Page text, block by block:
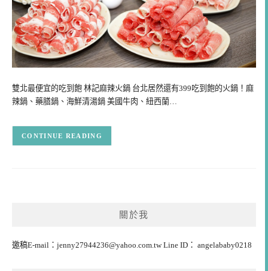
雙北最便宜的吃到飽 林記麻辣火鍋 台北居然還有399吃到飽的火鍋！麻
辣鍋、藥膳鍋、海鮮清湯鍋 美國牛肉、紐西蘭…
CONTINUE READING
關於我
邀稿E-mail： jenny27944236@yahoo.com.twLine ID： angelababy0218